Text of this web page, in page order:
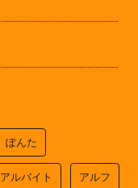
ぽんた
アルバイト アルフ